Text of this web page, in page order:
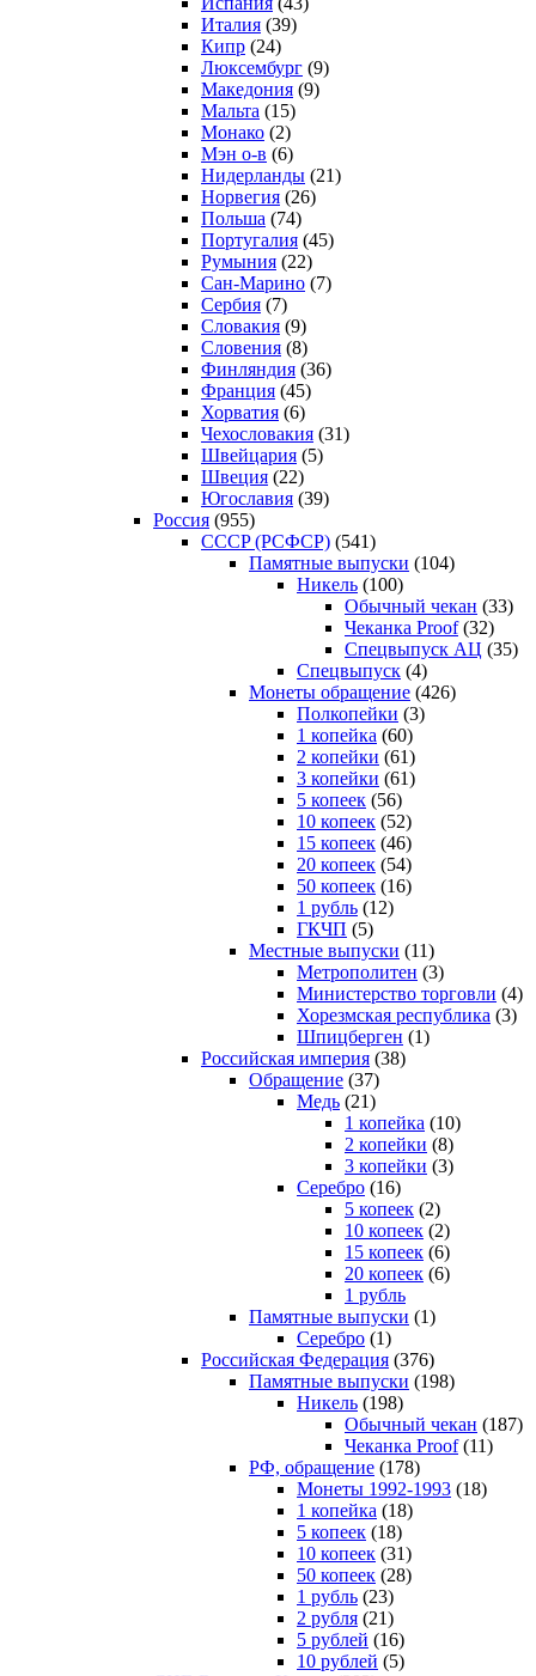
Италия (39)
Кипр (24)
Люксембург (9)
Македония (9)
Мальта (15)
Монако (2)
Мэн о-в (6)
Нидерланды (21)
Норвегия (26)
Польша (74)
Португалия (45)
Румыния (22)
Сан-Марино (7)
Сербия (7)
Словакия (9)
Словения (8)
Финляндия (36)
Франция (45)
Хорватия (6)
Чехословакия (31)
Швейцария (5)
Швеция (22)
Югославия (39)
Россия (955)
CCCP (РСФСР) (541)
Памятные выпуски (104)
Никель (100)
Обычный чекан (33)
Чеканка Proof(32)
Спецвыпуск АЦ (35)
Спецвыпуск (4)
Монеты обращение (426)
Полкопейки (3)
1 копейка (60)
2 копейки (61)
3 копейки (61)
5 копеек (56)
10 копеек (52)
15 копеек (46)
20 копеек (54)
50 копеек (16)
1 рубль (12)
ГКЧП (5)
Местные выпуски (11)
Метрополитен (3)
Министерство торговли (4)
Хорезмская республика (3)
Шпицберген (1)
Российская империя (38)
Обращение (37)
Медь (21)
1 копейка (10)
2 копейки (8)
3 копейки (3)
Серебро (16)
5 копеек (2)
10 копеек (2)
15 копеек (6)
20 копеек (6)
1 рубль
Памятные выпуски (1)
Серебро (1)
Российская Федерация (376)
Памятные выпуски (198)
Никель (198)
Обычный чекан (187)
Чеканка Proof(11)
РФ, обращение (178)
Монеты 1992-1993 (18)
1 копейка (18)
5 копеек (18)
10 копеек (31)
50 копеек (28)
1 рубль (23)
2 рубля (21)
5 рублей (16)
10 рублей (5)